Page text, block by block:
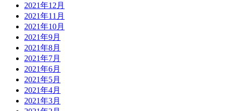
2021年12月
2021年11月
2021年10月
2021年9月
2021年8月
2021年7月
2021年6月
2021年5月
2021年4月
2021年3月